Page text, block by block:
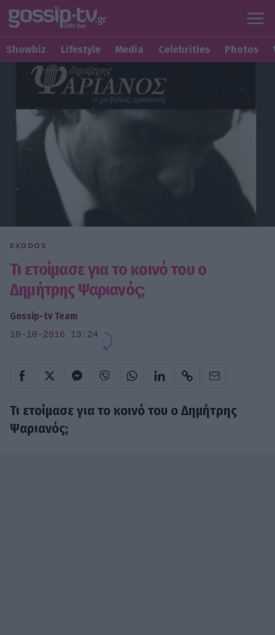
Showbiz Lifestyle Media Celebrities Photos
EXODOS
Τι ετοίμασε για το κοινό του ο
Δημήτρης Ψαριανός;
Gossip-tv Team
10-10-2016 13:24
Τι ετοίμασε για το κοινό του ο Δημήτρης
Ψαριανός;